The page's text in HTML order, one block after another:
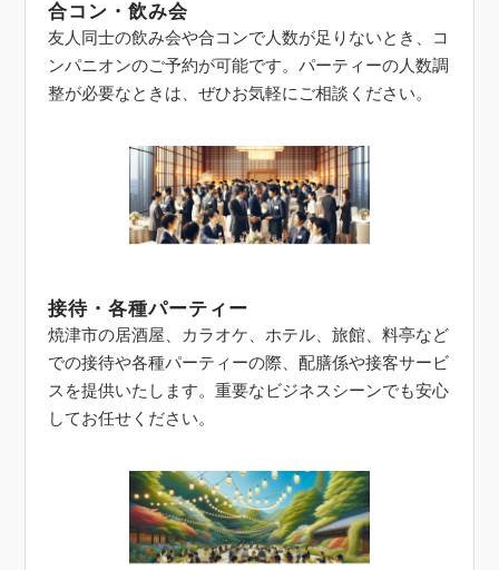
合コン・飲み会
友人同士の飲み会や合コンで人数が足りないとき、コ
ンパニオンのご予約が可能です。パーティーの人数調
整が必要なときは、ぜひお気軽にご相談ください。
接待・各種パーティー
焼津市の居酒屋、カラオケ、ホテル、旅館、料亭など
での接待や各種パーティーの際、配膳係や接客サービ
スを提供いたします。重要なビジネスシーンでも安心
してお任せください。